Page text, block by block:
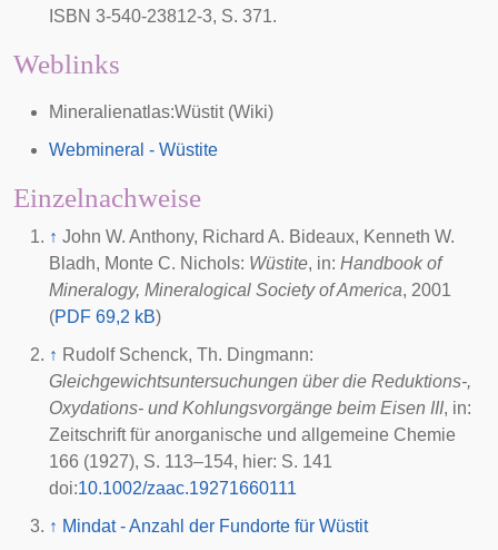
ISBN 3-540-23812-3, S. 371.
Weblinks
Mineralienatlas:Wüstit(Wiki)
Webmineral - Wüstite
Einzelnachweise
↑ John W. Anthony, Richard A. Bideaux, Kenneth W.
Bladh, Monte C. Nichols: Wüstite, in: Handbook of
Mineralogy, Mineralogical Society of America, 2001
(PDF 69,2 kB)
↑ Rudolf Schenck, Th. Dingmann:
Gleichgewichtsuntersuchungen über die Reduktions-,
Oxydations- und Kohlungsvorgänge beim Eisen III, in:
Zeitschrift für anorganische und allgemeine Chemie
166 (1927), S. 113–154, hier: S. 141
doi:10.1002/zaac.19271660111
↑ Mindat - Anzahl der Fundorte für Wüstit